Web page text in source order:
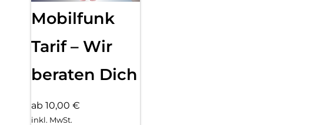
Mobilfunk
Tarif – Wir
beraten Dich
ab 10,00 €
inkl. MwSt.